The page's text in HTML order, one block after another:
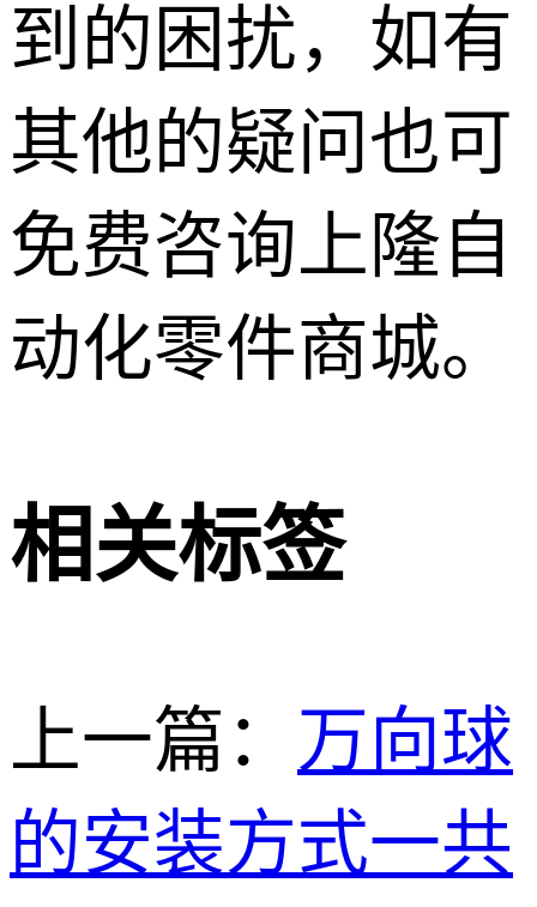
到的困扰，如有
其他的疑问也可
免费咨询上隆自
动化零件商城。
相关标签
上一篇： ​​万向球
的安装方式一共